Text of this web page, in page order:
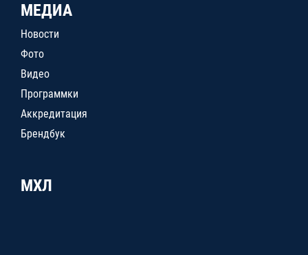
МЕДИА
Новости
Фото
Видео
Программки
Аккредитация
Брендбук
МХЛ